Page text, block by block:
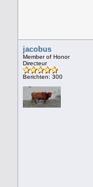
jacobus
Member of Honor
Directeur
Berichten: 300